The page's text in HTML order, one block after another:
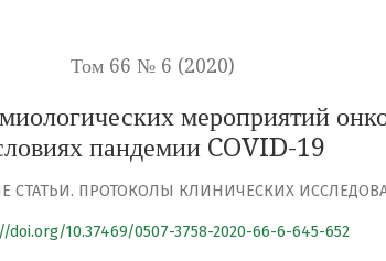
Том 66 № 6 (2020)
мероприятий
пандемии COVID-19
СТАТЬИ. ПРОТОКОЛЫ КЛИНИЧЕСКИХ
doi.org/10.37469/0507-3758-2020-66-6-645-652